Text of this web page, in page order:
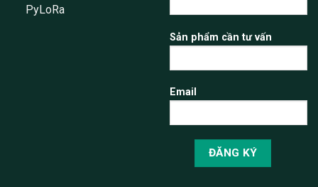
PyLoRa
Sản phẩm cần tư vấn
Email